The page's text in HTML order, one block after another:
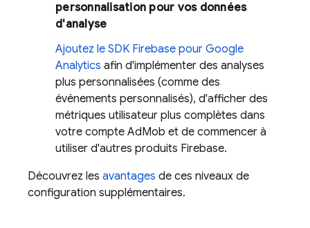
personnalisation pour vos données
d'analyse
Ajoutez le SDK Firebase pour Google
Analytics afin d'implémenter des analyses
plus personnalisées (comme des
événements personnalisés), d'afficher des
métriques utilisateur plus complètes dans
votre compte AdMob et de commencer à
utiliser d'autres produits Firebase.
Découvrez les avantages de ces niveaux de
configuration supplémentaires.